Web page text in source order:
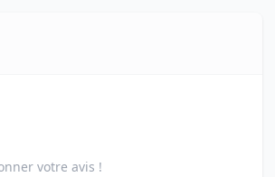
votre avis !